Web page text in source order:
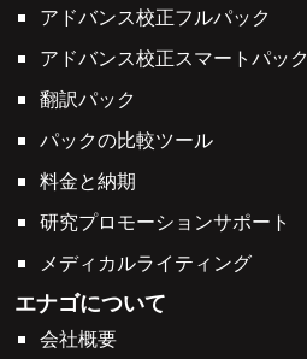
アドバンス校正フルパック
アドバンス校正スマートパック
翻訳パック
パックの比較ツール
料金と納期
研究プロモーションサポート
メディカルライティング
エナゴについて
会社概要